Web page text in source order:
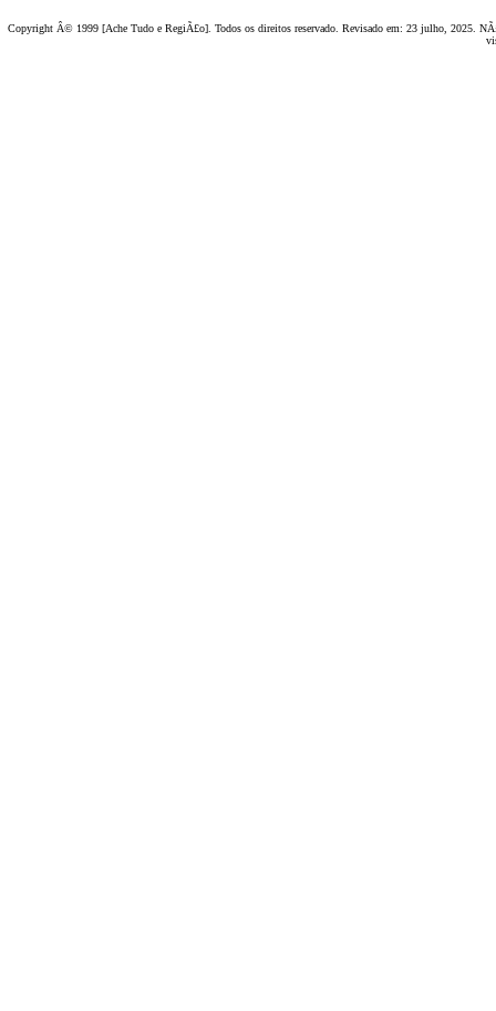
Copyright Â© 1999 [Ache Tudo e RegiÃ£o]. Todos os direitos reservado. Revisado em: 23 julho, 2025 .